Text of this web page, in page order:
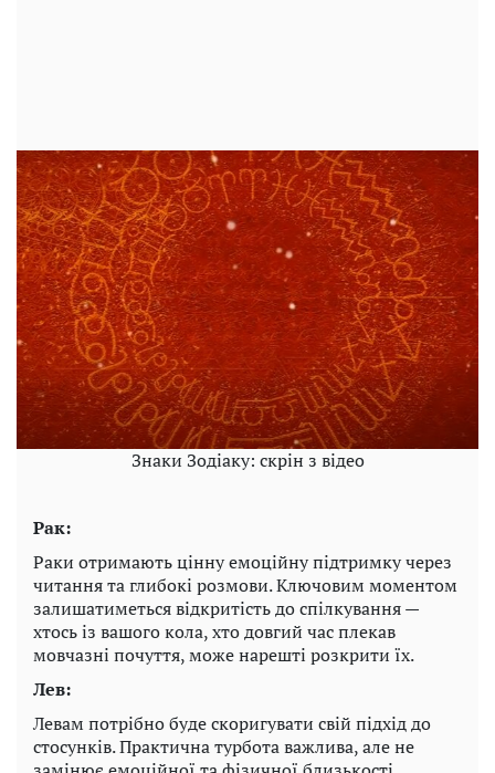
Знаки Зодіаку: скрін з відео
Рак:
Раки отримають цінну емоційну підтримку через
читання та глибокі розмови. Ключовим моментом
залишатиметься відкритість до спілкування —
хтось із вашого кола, хто довгий час плекав
мовчазні почуття, може нарешті розкрити їх.
Лев:
Левам потрібно буде скоригувати свій підхід до
стосунків. Практична турбота важлива, але не